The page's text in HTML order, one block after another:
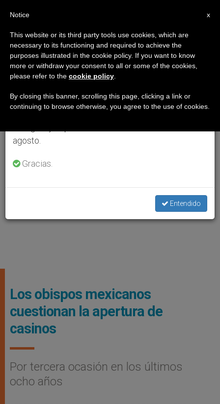
Los obispos mexicanos
cuestionan la apertura de
casinos
Por tercera ocasión en los últimos
ocho años
×
Aviso importante
Del 27 de julio al 7 de agosto haremos la pausa
anual, aprovechando que en el periodo de verano
se generan menos informaciones y también el
agosto.
Gracias.
Entendido
x
Notice
This website or its third party tools use cookies, which are
necessary to its functioning and required to achieve the
purposes illustrated in the cookie policy. If you want to know
more or withdraw your consent to all or some of the cookies,
please refer to the cookie policy
By closing this banner, scrolling this page, clicking a link or
continuing to browse otherwise, you agree to the use of cookies.